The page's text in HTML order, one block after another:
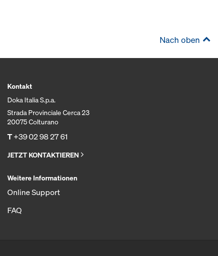
Nach oben
Kontakt
Doka Italia S.p.a.
Strada Provinciale Cerca 23
20075 Colturano
T+39 02 98 27 61
JETZT KONTAKTIEREN
Weitere Informationen
Online Support
FAQ